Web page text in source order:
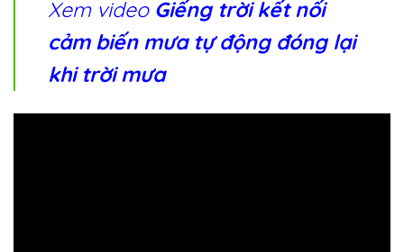
Xem video Giếng trời kết nối
cảm biến mưa tự động đóng lại
khi trời mưa